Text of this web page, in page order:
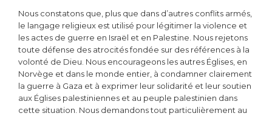
Nous constatons que, plus que dans d’autres conflits armés,
le langage religieux est utilisé pour légitimer la violence et
les actes de guerre en Israël et en Palestine. Nous rejetons
toute défense des atrocités fondée sur des références à la
volonté de Dieu. Nous encourageons les autres Églises, en
Norvège et dans le monde entier, à condamner clairement
la guerre à Gaza et à exprimer leur solidarité et leur soutien
aux Églises palestiniennes et au peuple palestinien dans
cette situation. Nous demandons tout particulièrement au